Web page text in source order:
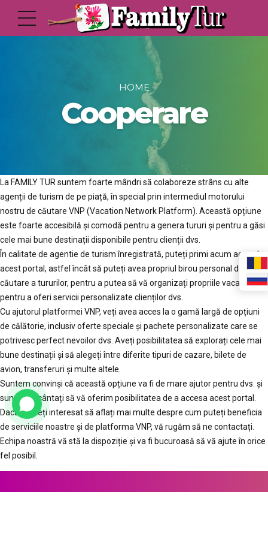
HOME
Cooperare
La FAMILY TUR suntem foarte mândri să colaboreze strâns cu alte
agenții de turism de pe piață, în special prin intermediul motorului
nostru de căutare VNP (Vacation Network Platform). Această opțiune
este foarte accesibilă și comodă pentru a genera tururi și pentru a găsi
cele mai bune destinații disponibile pentru clienții dvs.
În calitate de agentie de turism înregistrată, puteți primi acum acces la
acest portal, astfel încât să puteți avea propriul birou personal de
căutare a tururilor, pentru a putea să vă organizați propriile vacanțe sau
pentru a oferi servicii personalizate clienților dvs.
Cu ajutorul platformei VNP, veți avea acces la o gamă largă de opțiuni
de călătorie, inclusiv oferte speciale și pachete personalizate care se
potrivesc perfect nevoilor dvs. Aveți posibilitatea să explorați cele mai
bune destinații și să alegeți între diferite tipuri de cazare, bilete de
avion, transferuri și multe altele.
Suntem convinși că această opțiune va fi de mare ajutor pentru dvs. și
suntem încântați să vă oferim posibilitatea de a accesa acest portal.
Dacă sunteți interesat să aflați mai multe despre cum puteți beneficia
de serviciile noastre și de platforma VNP, vă rugăm să ne contactați.
Echipa noastră vă stă la dispoziție și va fi bucuroasă să vă ajute în orice
fel posibil.